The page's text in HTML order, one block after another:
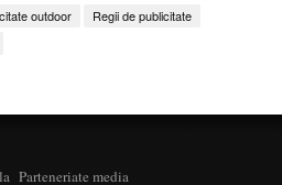
outdoor
Regii de publicitate
Parteneriate media